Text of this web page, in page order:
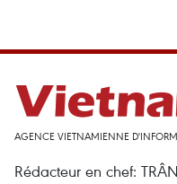
AGENCE VIETNAMIENNE
Rédacteur en chef: